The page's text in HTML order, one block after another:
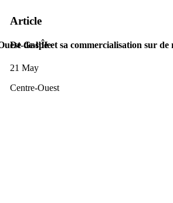
de-l’Île
Article
De Gaspé et sa commercialisation sur de
21 May
Centre-Ouest